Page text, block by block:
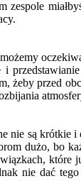
żeby przed
nie są krótkie i
dużo, bo
które
nie dać